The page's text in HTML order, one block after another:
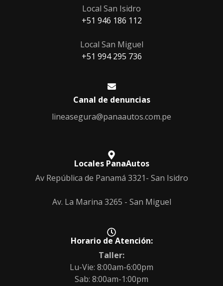
Local San Isidro
+51 946 186 112
Local San Miguel
‎+51 994 295 736
Canal de denuncias
lineasegura@panaautos.com.pe
Locales PanaAutos
Av República de Panamá 3321- San Isidro
Av. La Marina 3265 - San Miguel
Horario de Atención:
Taller:
Lu-Vie: 8:00am-6:00pm
Sab: 8:00am-1:00pm